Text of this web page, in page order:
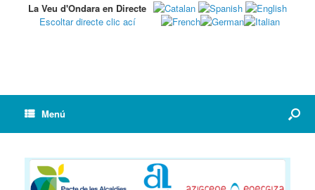
La Veu d'Ondara en Directe
Escoltar directe clic ací
Menú